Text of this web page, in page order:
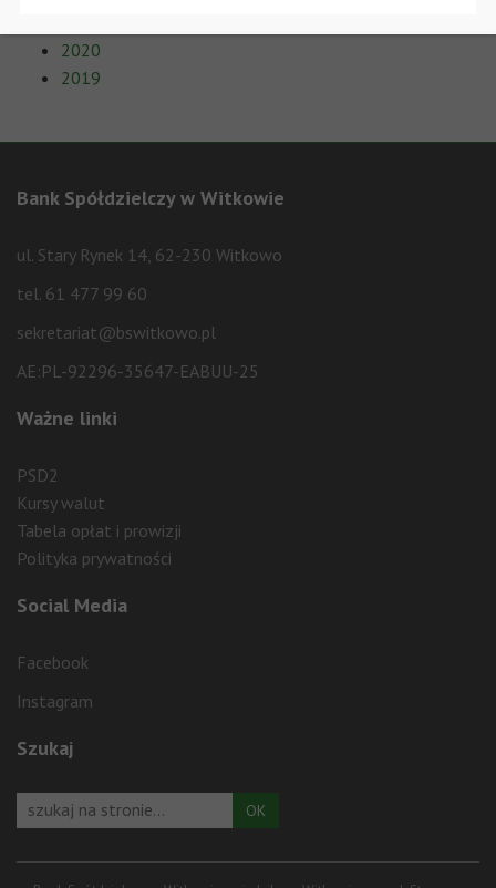
2020
2019
Bank Spółdzielczy w Witkowie
ul. Stary Rynek 14, 62-230 Witkowo
tel. 61 477 99 60
sekretariat@bswitkowo.pl
AE:PL-92296-35647-EABUU-25
Ważne linki
PSD2
Kursy walut
Tabela opłat i prowizji
Polityka prywatności
Social Media
Facebook
Instagram
Szukaj